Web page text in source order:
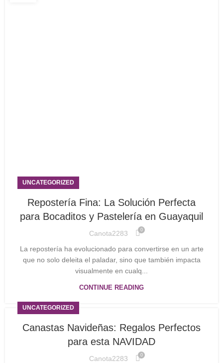
UNCATEGORIZED
Repostería Fina: La Solución Perfecta
para Bocaditos y Pastelería en Guayaquil
Canota2283 0
La repostería ha evolucionado para convertirse en un arte
que no solo deleita el paladar, sino que también impacta
visualmente en cualq...
CONTINUE READING
UNCATEGORIZED
Canastas Navideñas: Regalos Perfectos
para esta NAVIDAD
Canota2283 0